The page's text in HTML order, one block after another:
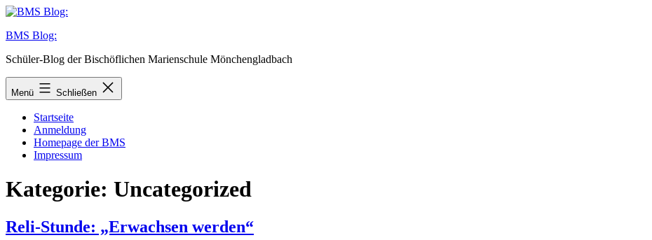
Zum
springen
BMS Blog:
Schüler-Blog der Bischöflichen Marienschule Mönchengladbach
Menü Schließen
Startseite
Anmeldung
Homepage der BMS
Impressum
Kategorie: Uncategorized
Reli-Stunde: „Erwachsen werden“